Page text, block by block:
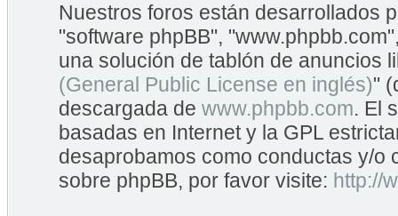
Nuestros foros están desarrollados
"software phpBB",
una solución de tablón de anuncios
(General Public License en inglés)"
descargada de www.phpbb.com. El
basadas en Internet y la GPL
desaprobamos como conductas y/o
sobre phpBB, por favor visite: http://